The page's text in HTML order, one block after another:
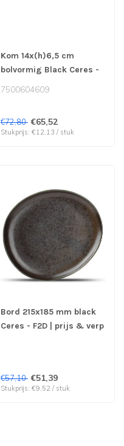
Kom 14x(h)6,5 cm
bolvormig Black Ceres -
7500604609
€72,80 €65,52
Stukprijs: €12,13 / stuk
Bord 215x185 mm black
Ceres - F2D | prijs & verp
€57,10 €51,39
Stukprijs: €9,52 / stuk